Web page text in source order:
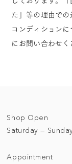
た」等の理由での
コンディション
にお問い合わせく
Shop Open
Saturday —
Appointment